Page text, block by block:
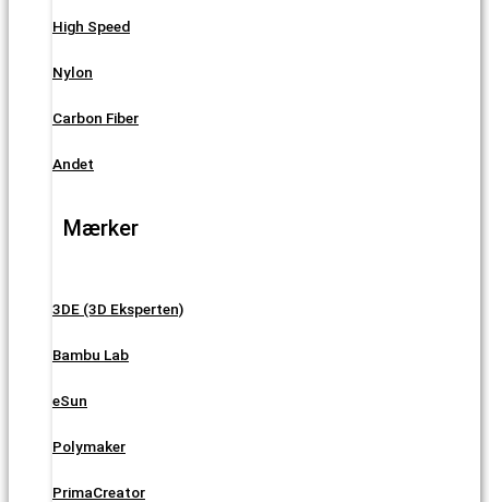
High Speed
Nylon
Carbon Fiber
Andet
Mærker
3DE (3D Eksperten)
Bambu Lab
eSun
Polymaker
PrimaCreator